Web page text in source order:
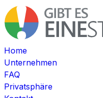
Home
Unternehmen
FAQ
Privatsphäre